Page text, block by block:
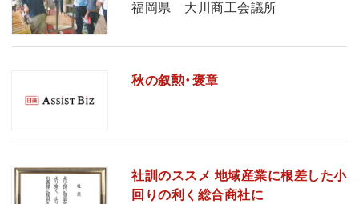
福岡県 大川商工会議所
秋の叙勲・褒章
社訓のススメ 地域産業に根差した小
回りの利く総合商社に